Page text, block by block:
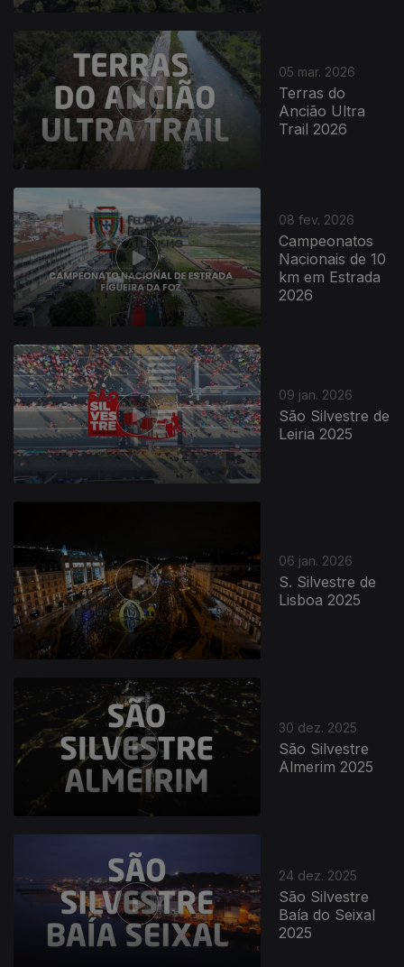
05 mar. 2026
Terras do
Ancião Ultra
Trail 2026
08 fev. 2026
Campeonatos
Nacionais de 10
km em Estrada
2026
09 jan. 2026
São Silvestre de
Leiria 2025
06 jan. 2026
S. Silvestre de
Lisboa 2025
30 dez. 2025
São Silvestre
Almerim 2025
24 dez. 2025
São Silvestre
Baía do Seixal
2025